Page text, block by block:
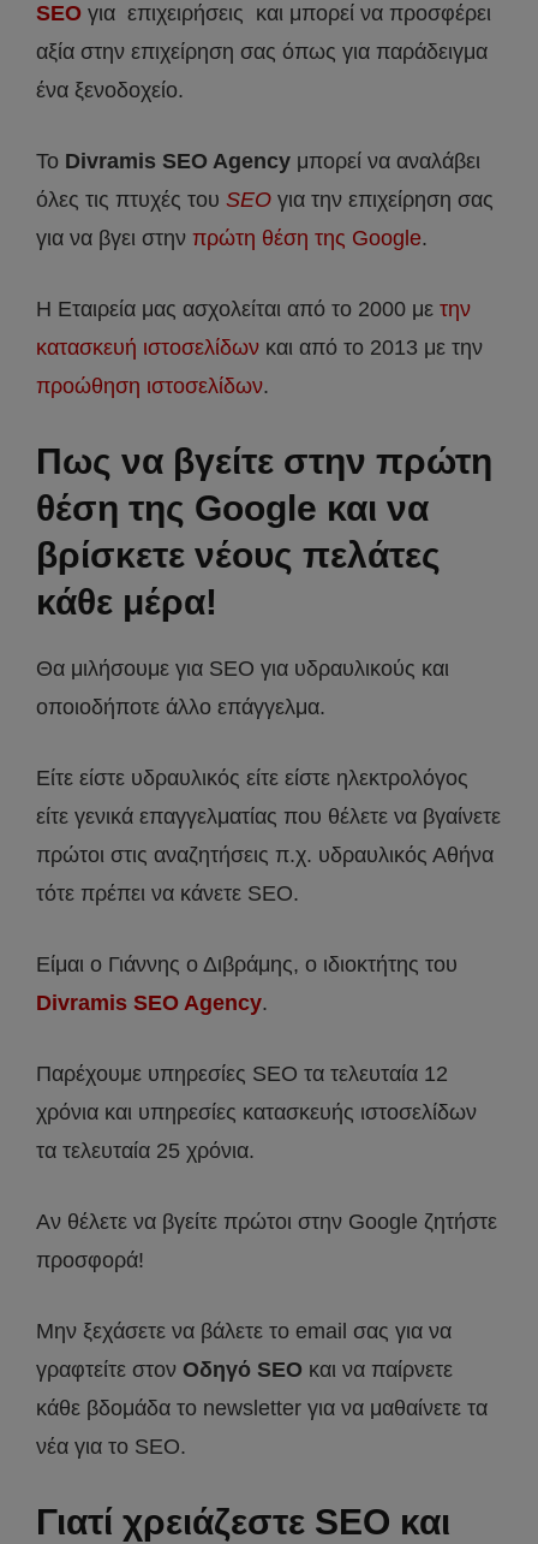
SEO για επιχειρήσεις και μπορεί να προσφέρει
αξία στην επιχείρηση σας όπως για παράδειγμα
ένα ξενοδοχείο.
Το Divramis SEO Agency μπορεί να αναλάβει
όλες τις πτυχές του SEO για την επιχείρηση σας
για να βγει στην πρώτη θέση της Google.
Η Εταιρεία μας ασχολείται από το 2000 με την
κατασκευή ιστοσελίδων και από το 2013 με την
προώθηση ιστοσελίδων.
Πως να βγείτε στην πρώτη
θέση της Google και να
βρίσκετε νέους πελάτες
κάθε μέρα!
Θα μιλήσουμε για SEO για υδραυλικούς και
οποιοδήποτε άλλο επάγγελμα.
Είτε είστε υδραυλικός είτε είστε ηλεκτρολόγος
είτε γενικά επαγγελματίας που θέλετε να βγαίνετε
πρώτοι στις αναζητήσεις π.χ. υδραυλικός Αθήνα
τότε πρέπει να κάνετε SEO.
Είμαι ο Γιάννης ο Διβράμης, ο ιδιοκτήτης του
Divramis SEO Agency.
Παρέχουμε υπηρεσίες SEO τα τελευταία 12
χρόνια και υπηρεσίες κατασκευής ιστοσελίδων
τα τελευταία 25 χρόνια.
Αν θέλετε να βγείτε πρώτοι στην Google ζητήστε
προσφορά!
Μην ξεχάσετε να βάλετε το email σας για να
γραφτείτε στον Οδηγό SEO και να παίρνετε
κάθε βδομάδα το newsletter για να μαθαίνετε τα
νέα για το SEO.
Γιατί χρειάζεστε SEO και